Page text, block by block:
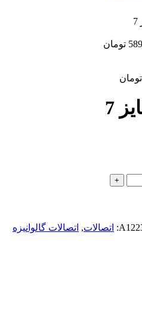
تومان
تومان
7
اتصالات, اتصالات گالوانیزه